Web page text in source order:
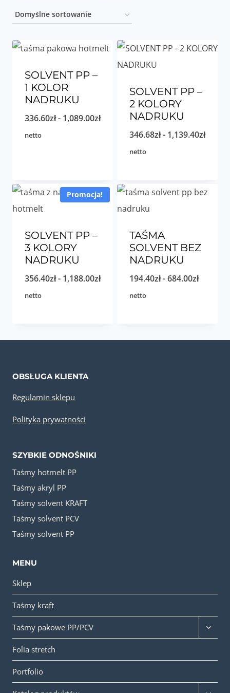
SOLVENT PP –
1 KOLOR
NADRUKU
336.60zł- 1,089.00złZakres
1,089.00zł
netto
SOLVENT PP –
2 KOLORY
NADRUKU
346.68zł- 1,139.40zł
netto
Promocja!
SOLVENT PP –
3 KOLORY
NADRUKU
356.40zł- 1,188.00złZakres
do
netto
TAŚMA
SOLVENT BEZ
NADRUKU
194.40zł-684.00złZakres
do
netto
OBSŁUGA KLIENTA
Regulamin sklepu
Polityka prywatności
SZYBKIE ODNOŚNIKI
Taśmy hotmelt PP
Taśmy akryl PP
Taśmy solvent KRAFT
Taśmy solvent PCV
Taśmy solvent PP
MENU
Sklep
Taśmy kraft
Taśmy pakowe PP/PCV
Folia stretch
Portfolio